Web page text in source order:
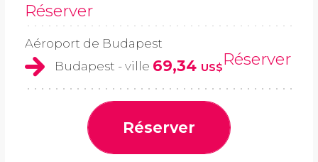
Réserver
Aéroport de Budapest
Budapest - ville 69,34 US$Réserver
Réserver